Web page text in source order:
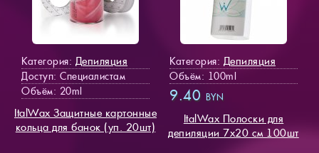
Категория: Депиляция
Доступ: Специалистам
Объём: 20ml
ItalWax Защитные картонные
кольца для банок (уп. 20шт)
Категория: Депиляция
Объём: 100ml
9.40 BYN
ItalWax Полоски для
депиляции 7х20 см 100шт